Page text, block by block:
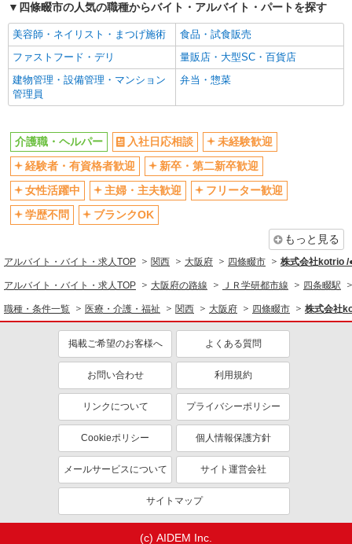
エルダー（50代～）活躍中
シニア（60代～）活躍中
高収入・高額
ボーナス・賞与あり
昇給あり
完全週休2日制
フルタイム歓迎
禁煙・分煙
駅直結・駅チカ
車通勤OK
残業少なめ（月20h未満）
交通費支給
社会保険あり
産休・育休取得実績あり
退職金・財形貯蓄制度あり
各種手当（家族・役職・インセン
資格取得支援制度あり
同じ職種から求人を探す
医療・介護・福祉
介護職・ヘルパー
同じ特徴から求人を探す
未経験歓迎
ミドル（40代～）活躍中
ボーナス・賞与あり
車通勤OK
社会保険あり
産休・育休取得実績あり
四條畷市の人気の職種からバイト・アルバイト・パートを探す
美容師・ネイリスト・まつげ施術
食品・試食販売
ファストフード・デリ
量販店・大型SC・百貨店
建物管理・設備管理・マンション
管理員
弁当・惣菜
介護職・ヘルパー 入社日応相談
未経験歓迎
経験者・有資格者歓迎
新卒・第二新卒歓迎
女性活躍中
主婦・主夫歓迎
フリーター歓迎
学歴不問
ブランクOK
もっと見る
アルバイト・バイト・求人TOP 関西 大阪府 四條畷市 株式会社kotrio /
アルバイト・バイト・求人TOP 大阪府の路線 ＪＲ学研都市線 四条畷駅
職種・条件一覧 医療・介護・福祉 関西 大阪府 四條畷市 株式会社
掲載ご希望のお客様へ よくある質問
お問い合わせ 利用規約
リンクについて プライバシーポリシー
Cookieポリシー 個人情報保護方針
メールサービスについて サイト運営会社
サイトマップ
(c) AIDEM Inc.